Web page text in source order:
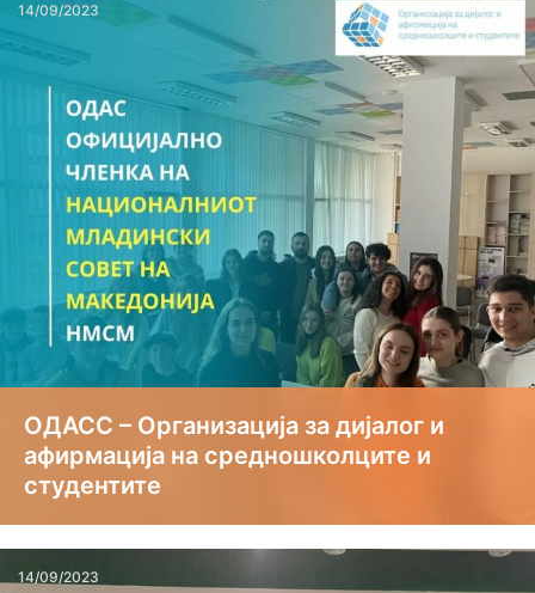
14/09/2023
ОДАСС – Организација за дијалог и
афирмација на средношколците и
студентите
14/09/2023